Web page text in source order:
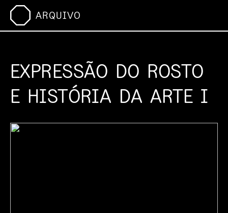
ARQUIVO
EXPRESSÃO DO ROSTO
E HISTÓRIA DA ARTE I